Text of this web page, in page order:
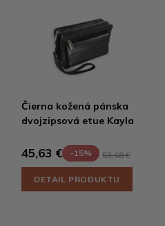
Čierna kožená pánska
dvojzipsová etue Kayla
45,63 € -15% 53,68 €
DETAIL PRODUKTU